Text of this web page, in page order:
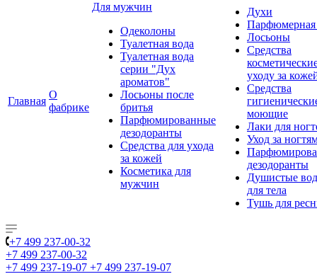
Главная
О
фабрике
Для мужчин
Одеколоны
Туалетная вода
Туалетная вода
серии "Дух
ароматов"
Лосьоны после
бритья
Парфюмированные
дезодоранты
Средства для ухода
за кожей
Косметика для
мужчин
Духи
Парфюмерная
Лосьоны
Средства
уходу за
Средства
моющие
Лаки для
Уход за
дезодоранты
Душистые
для тела
Тушь для
+7 499 237-00-32
+7 499 237-00-32
+7 499 237-19-07 +7 499 237-19-07